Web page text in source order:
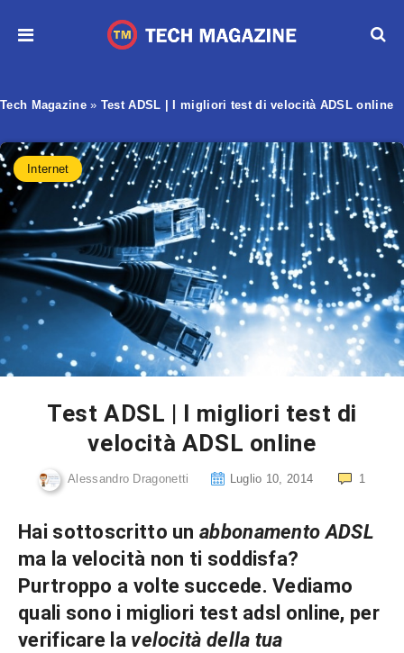
Tech Magazine» Test ADSL | I migliori test di velocità ADSL online
Internet
Test ADSL | I migliori test di
velocità ADSL online
Alessandro Dragonetti Luglio 10, 2014 1
Hai sottoscritto un abbonamento ADSL
ma la velocità non ti soddisfa?
Purtroppo a volte succede. Vediamo
quali sono i migliori test adsl online, per
verificare la velocità della tua